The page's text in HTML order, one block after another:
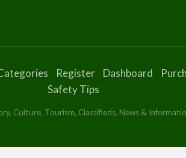
Register Dashboard
Safety Tips
Culture, Tourism, Classifieds, News &